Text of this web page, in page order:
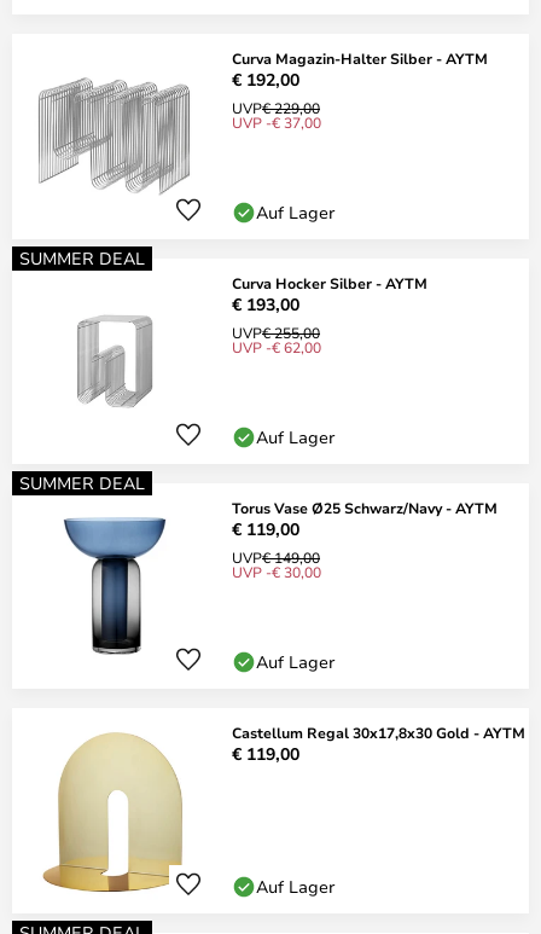
Curva Magazin-Halter Silber - AYTM
€ 192,00
UVP€ 229,00
UVP -€ 37,00
Auf Lager
SUMMER DEAL
Curva Hocker Silber - AYTM
€ 193,00
UVP€ 255,00
UVP -€ 62,00
Auf Lager
SUMMER DEAL
Torus Vase Ø25 Schwarz/Navy - AYTM
€ 119,00
UVP€ 149,00
UVP -€ 30,00
Auf Lager
Castellum Regal 30x17,8x30 Gold - AYTM
€ 119,00
Auf Lager